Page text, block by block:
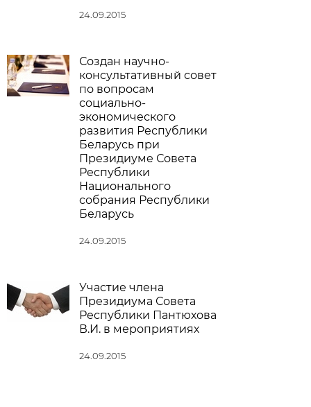
24.09.2015
Создан научно-
консультативный совет
по вопросам
социально-
экономического
развития Республики
Беларусь при
Президиуме Совета
Республики
Национального
собрания Республики
Беларусь
24.09.2015
Участие члена
Президиума Совета
Республики Пантюхова
В.И. в мероприятиях
24.09.2015